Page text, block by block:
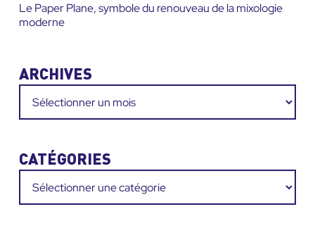
Le Paper Plane, symbole du renouveau de la mixologie
moderne
ARCHIVES
Archives
CATÉGORIES
Catégories